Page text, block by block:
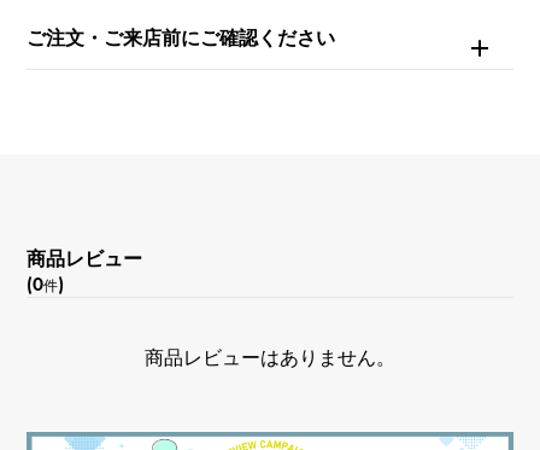
グレー
ご注文・ご来店前にご確認ください
商品レビュー
(0件)
商品レビューはありません。